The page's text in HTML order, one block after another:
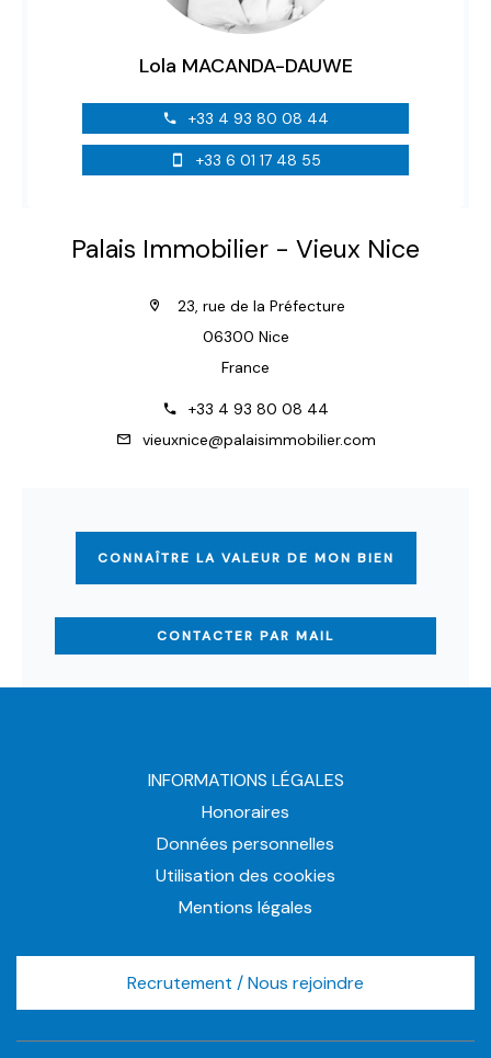
Lola MACANDA-DAUWE
+33 4 93 80 08 44
+33 6 01 17 48 55
Palais Immobilier - Vieux Nice
23, rue de la Préfecture
06300 Nice
France
+33 4 93 80 08 44
vieuxnice@palaisimmobilier.com
CONNAÎTRE LA VALEUR DE MON BIEN
CONTACTER PAR MAIL
INFORMATIONS LÉGALES
Honoraires
Données personnelles
Utilisation des cookies
Mentions légales
Recrutement / Nous rejoindre